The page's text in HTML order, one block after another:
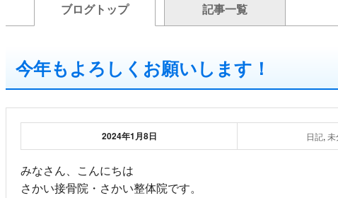
ブログトップ 記事一覧
今年もよろしくお願いします！
2024年1月8日 日記, 未
みなさん、こんにちは
さかい接骨院・さかい整体院です。